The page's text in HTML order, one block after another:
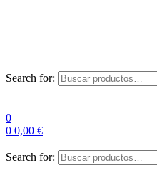
Search for:
0
0 0,00 €
Search for: